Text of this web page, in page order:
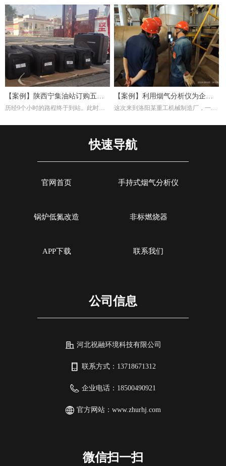
助调整燃气比例或淬火介质成分，避免
氧化或脱碳。并且淬火炉若使用燃气加
热，烟气分析仪能检测有害排放物(如
NOₓ、CO)，确保符合环保标准，同时
优化燃烧效率。通过分析烟气成分，可
间接推断淬火过程的稳定性。例如，异
常的CO浓度可能反映加热不均，影响
材料硬度均匀性。
筒及滤件的工厂，锅炉的燃料为天然
气，根据用户的检测需求，我们推荐经
济型Si-CA030烟气分析仪。此款烟气分
析仪包含O2,CO两个气体传感器，能够
准确测量烟气中的氧气含量。
【案例】陕西宁集油站订购五台
烟气分析仪
历经9个小时的路程终于到站。此时，
次任务不单单是交付仪器，另外培训如
【案例】利用烟气分析仪为企业
调试燃烧效率
这次来到洛阳某重工机械制造厂，一是
帮助工厂现场调试煅烧热处理炉的燃烧
是注重，而节能减排重要一环就是提高
析仪来这里，并且为工厂解决这方面问
官网首页 手持式烟气分析仪
APP下载
非标燃烧器
锅炉低氮改造
联系我们
快速导航
河北祝融环境科技有限公司
联系方式： 13718671312
企业电话： 18500490921
官方网站： www.zhurhj.com
公司信息
微信扫一扫